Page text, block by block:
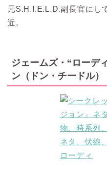
元S.H.I.E.L.D.副長官にし
近。
ジェームズ・“ローデ
ン（ドン・チードル）